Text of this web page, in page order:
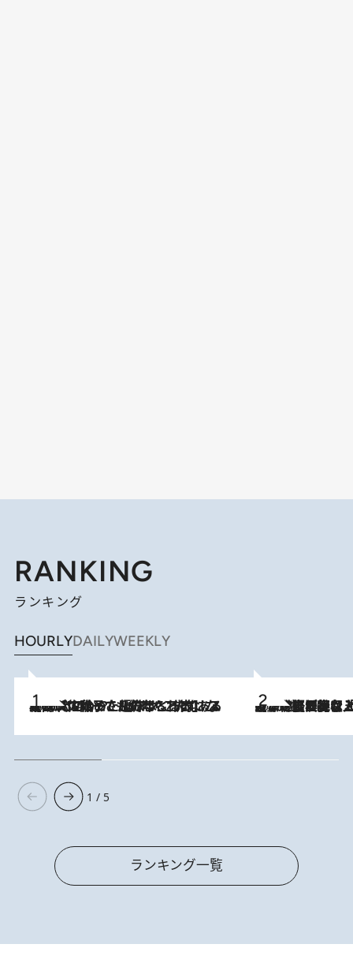
RANKING
ランキング
HOURLYDAILYWEEKLY
2026.8.5
【阿川佐和子さんの年とる力】なぜ70代で始めた趣味は“こんなに楽しい”のか？ ピアノ、俳句…スランプに陥っても続けられる“ある秘訣”とは 2026.8.5
【なぜ吉沢亮は「気配を消せる」のか？】興行収入208億の『国宝』を経て挑むミュージカル『ディア・エヴァン・ハンセン』。トップ俳優が舞台上でさらけ出した“孤独”とは
1 / 5
ランキング一覧